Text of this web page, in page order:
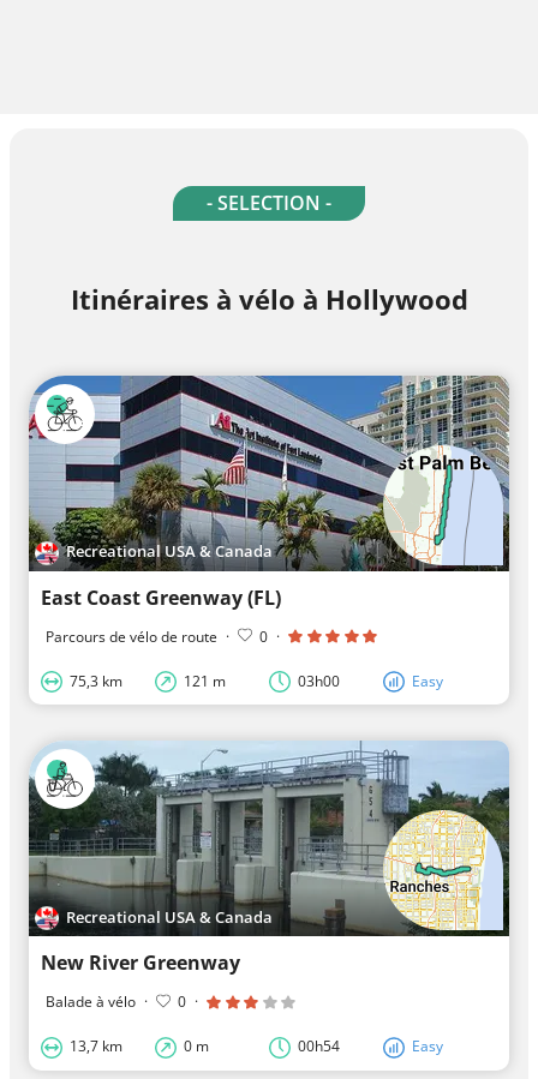
- SELECTION -
Itinéraires à vélo à Hollywood
Recreational USA & Canada
East Coast Greenway (FL)
Parcours de vélo de route · 0 ·
75,3 km 121 m 03h00 Easy
Recreational USA & Canada
New River Greenway
Balade à vélo · 0 ·
13,7 km 0 m 00h54 Easy